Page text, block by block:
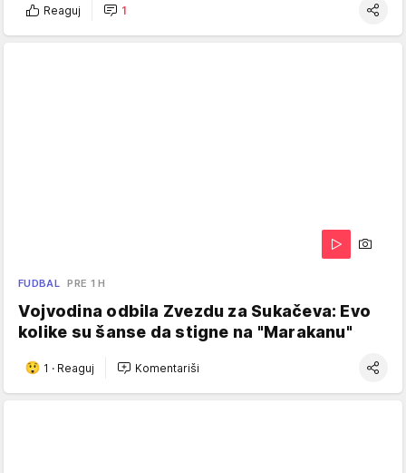
Reaguj 1
FUDBAL PRE 1 H
Vojvodina odbila Zvezdu za Sukačeva: Evo
kolike su šanse da stigne na "Marakanu"
1 · Reaguj Komentariši